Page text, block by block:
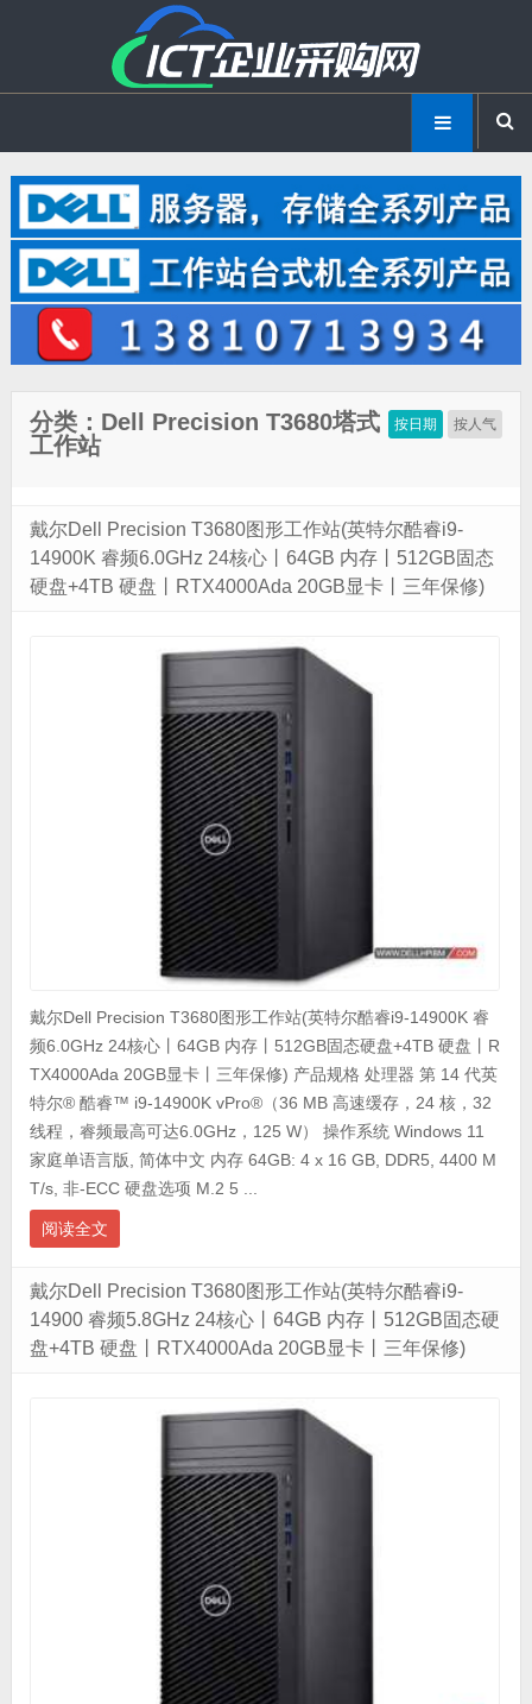
按日期 按人气
分类：Dell Precision T3680塔式
工作站
戴尔Dell Precision T3680图形工作站(英特尔酷睿i9-
14900K 睿频6.0GHz 24核心丨64GB 内存丨512GB固态
硬盘+4TB 硬盘丨RTX4000Ada 20GB显卡丨三年保修)
戴尔Dell Precision T3680图形工作站(英特尔酷睿i9-14900K 睿
频6.0GHz 24核心丨64GB 内存丨512GB固态硬盘+4TB 硬盘丨R
TX4000Ada 20GB显卡丨三年保修) 产品规格 处理器 第 14 代英
特尔® 酷睿™ i9-14900K vPro®（36 MB 高速缓存，24 核，32
线程，睿频最高可达6.0GHz，125 W） 操作系统 Windows 11
家庭单语言版, 简体中文 内存 64GB: 4 x 16 GB, DDR5, 4400 M
T/s, 非-ECC 硬盘选项 M.2 5 ...
阅读全文
戴尔Dell Precision T3680图形工作站(英特尔酷睿i9-
14900 睿频5.8GHz 24核心丨64GB 内存丨512GB固态硬
盘+4TB 硬盘丨RTX4000Ada 20GB显卡丨三年保修)